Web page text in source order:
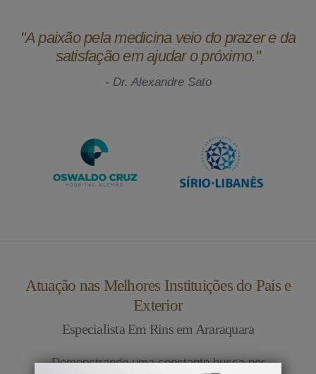
"A paixão pela medicina veio do prazer e da
satisfação em ajudar o próximo."
- Dr. Alexandre Sato
Atuação nas Melhores Instituições do País e
Exterior
Especialista Em Rins em Araraquara
Demonstrando uma constante busca por